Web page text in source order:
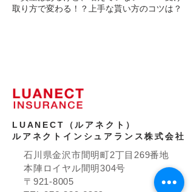
取り方で変わる！？上手な貰い方のコツは？
・首都圏でみんな相談しているＩＦＡって
何？
【特典】ケーキ・ドリンク付き
【駐車場】40台
【持ち物】筆記用具、電卓
【定員】 20組（感染防止対策万全で開催し
ます）
LUANECT（ルアネクト）
ルアネクトインシュアランス株式会社
石川県金沢市間明町2丁目269番地
本陣ロイヤル間明304号
〒921-8005